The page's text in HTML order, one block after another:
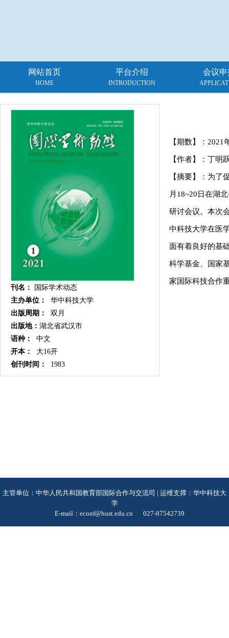
网站首页
HOME
平台介绍
INTRODUCTION
会议申
刊名：
国际学术动态
主办单位：
华中科技大学
出版周期：
双月
出版地： 湖北省武汉市
语种：
中文
开本：
大16开
创刊时间：
1983
【期数】： 2021
【作者】：丁明
【摘要】：为了
月18~20日在湖
研讨会议。本次
中科技大学在医
面有着良好的基
科学基金、国家
家国际科技合作
主管单位：中华人民共和国教育部国际合作与交流司 | 运维支撑：华中科技大
学
E-mail：econf@hust.edu.cn
027-87542739